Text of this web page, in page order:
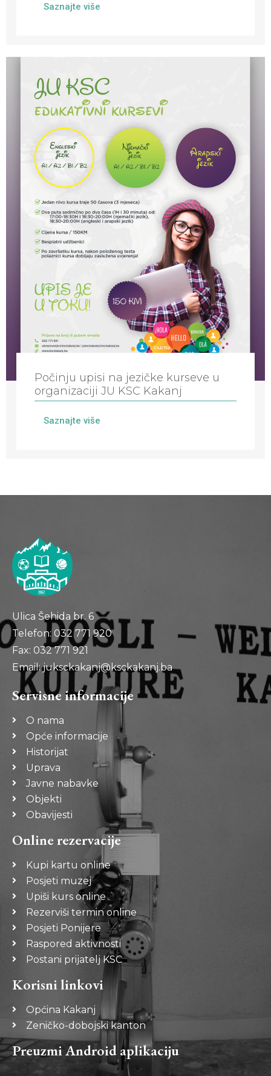
Saznajte više
Počinju upisi na jezičke kurseve u
organizaciji JU KSC Kakanj
Saznajte više
Ulica Šehida br. 6
Telefon: 032 771 920
Fax: 032 771 921
Email: juksckakanj@ksckakanj.ba
Servisne informacije
O nama
Opće informacije
Historijat
Uprava
Javne nabavke
Objekti
Obavijesti
Online rezervacije
Kupi kartu online
Posjeti muzej
Upiši kurs online
Rezerviši termin online
Posjeti Ponijere
Raspored aktivnosti
Postani prijatelj KSC
Korisni linkovi
Općina Kakanj
Zeničko-dobojski kanton
Preuzmi Android aplikaciju